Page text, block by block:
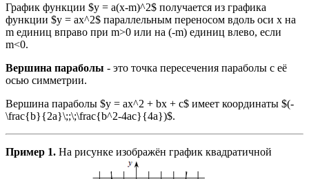
График функции $y = a(x-m)^2$ получается из графика
функции $у = ах^2$ параллельным переносом вдоль оси x на
m единиц вправо при m>0 или на (-m) единиц влево, если
m<0.
Вершина параболы - это точка пересечения параболы с её
осью симметрии.
Вершина параболы $y = ax^2 + bx + c$ имеет координаты $(-
\frac{b}{2a}\;;\;\frac{b^2-4ac}{4a})$.
Пример 1. На рисунке изображён график квадратичной